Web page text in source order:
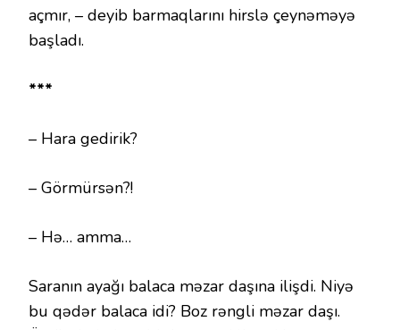
açmır, – deyib barmaqlarını hirslə çeynəməyə
başladı.
***
– Hara gedirik?
– Görmürsən?!
– Hə… amma…
Saranın ayağı balaca məzar daşına ilişdi. Niyə
bu qədər balaca idi? Boz rəngli məzar daşı.